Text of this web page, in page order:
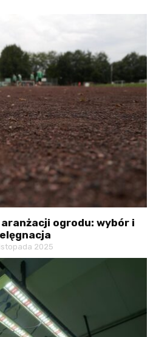
aranżacji ogrodu: wybór i
2025